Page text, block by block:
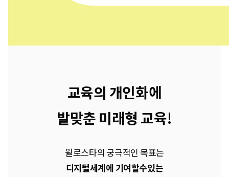
교육의 개인화에
발맞춘 미래형 교육!
윌로스타의 궁극적인 목표는
디지털세계에 기여할수있는